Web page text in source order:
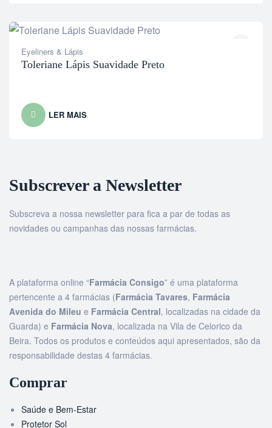
Eyeliners & Lápis
Toleriane Lápis Suavidade Preto
LER MAIS
Subscrever a Newsletter
Subscreva a nossa newsletter para fica a par de todas as
novidades ou campanhas das nossas farmácias.
A plataforma online “Farmácia Consigo” é uma plataforma
pertencente a 4 farmácias (Farmácia Tavares, Farmácia
Avenida do Mileu e Farmácia Central, localizadas na cidade da
Guarda) e Farmácia Nova, localizada na Vila de Celorico da
Beira. Todos os produtos e conteúdos aqui apresentados, são da
responsabilidade destas 4 farmácias.
Comprar
Saúde e Bem-Estar
Protetor Sol